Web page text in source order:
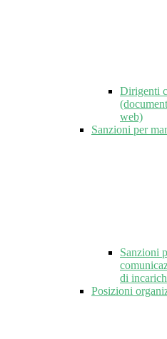
Dirigenti
web)
Sanzioni per
Sanzioni
di
Posizioni